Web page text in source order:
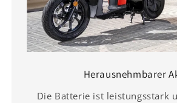
Herausnehmbarer
Die Batterie ist leistungsstark